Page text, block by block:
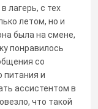
лагерь, с тех
летом, но и
была на смене,
понравилось
со
питания и
ассистентом в
что такой